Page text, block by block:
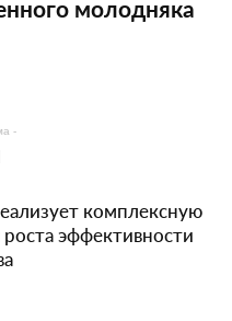
молодняка
-
комплексную
эффективности